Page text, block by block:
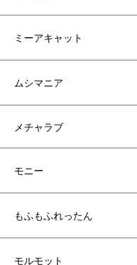
ミーアキャット
ムシマニア
メチャラブ
モニー
もふもふれったん
モルモット